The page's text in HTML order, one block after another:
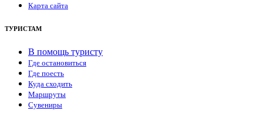
Карта сайта
ТУРИСТАМ
В помощь туристу
Где остановиться
Где поесть
Куда сходить
Маршруты
Сувениры